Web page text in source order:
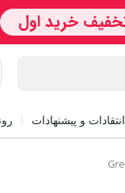
انتقادات و پیشنهادات